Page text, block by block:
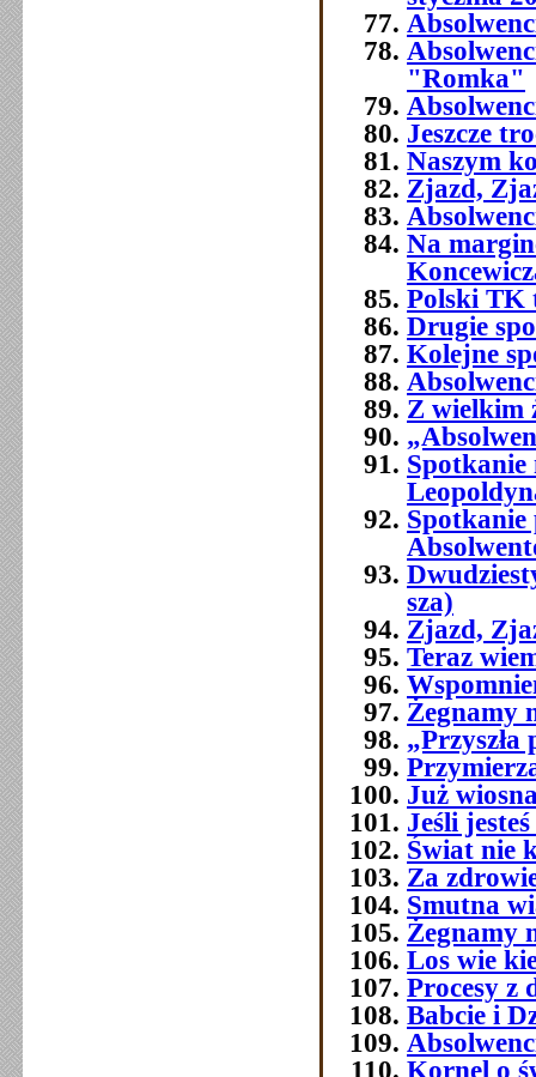
"Romka"
Jeszcze
Naszym
Zjazd,
Na
Polski TK
Drugie
Kolejne
Z wielkim
Spotkanie
Spotkanie
sza)
Zjazd,
Teraz
Żegnamy
„Przyszła
Już
Jeśli
Świat nie
Za
Smutna
Żegnamy
Los wie
Procesy z
Babcie i
Kornel o